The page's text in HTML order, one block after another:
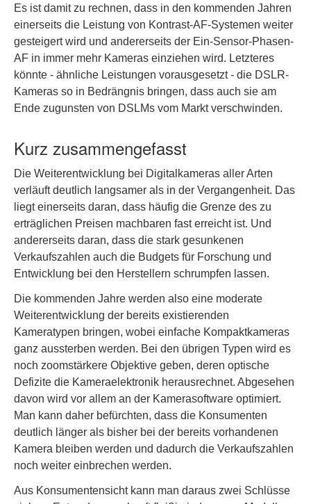
Es ist damit zu rechnen, dass in den kommenden Jahren
einerseits die Leistung von Kontrast-AF-Systemen weiter
gesteigert wird und andererseits der Ein-Sensor-Phasen-
AF in immer mehr Kameras einziehen wird. Letzteres
könnte - ähnliche Leistungen vorausgesetzt - die DSLR-
Kameras so in Bedrängnis bringen, dass auch sie am
Ende zugunsten von DSLMs vom Markt verschwinden.
Kurz zusammengefasst
Die Weiterentwicklung bei Digitalkameras aller Arten
verläuft deutlich langsamer als in der Vergangenheit. Das
liegt einerseits daran, dass häufig die Grenze des zu
erträglichen Preisen machbaren fast erreicht ist. Und
andererseits daran, dass die stark gesunkenen
Verkaufszahlen auch die Budgets für Forschung und
Entwicklung bei den Herstellern schrumpfen lassen.
Die kommenden Jahre werden also eine moderate
Weiterentwicklung der bereits existierenden
Kameratypen bringen, wobei einfache Kompaktkameras
ganz aussterben werden. Bei den übrigen Typen wird es
noch zoomstärkere Objektive geben, deren optische
Defizite die Kameraelektronik herausrechnet. Abgesehen
davon wird vor allem an der Kamerasoftware optimiert.
Man kann daher befürchten, dass die Konsumenten
deutlich länger als bisher bei der bereits vorhandenen
Kamera bleiben werden und dadurch die Verkaufszahlen
noch weiter einbrechen werden.
Aus Konsumentensicht kann man daraus zwei Schlüsse